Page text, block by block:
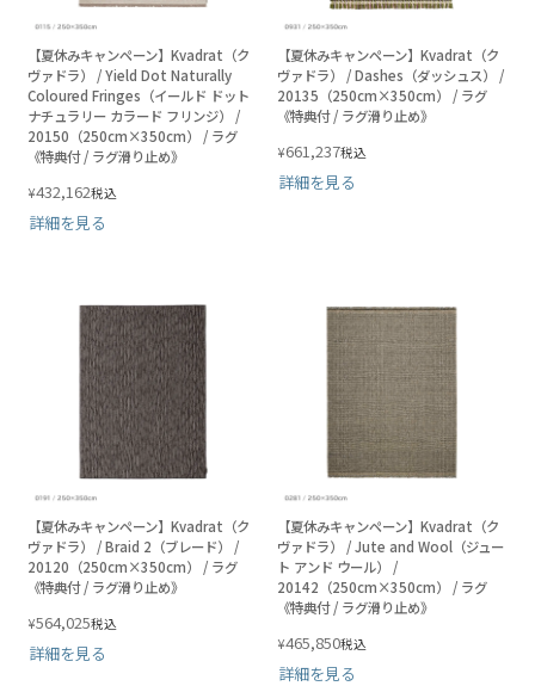
【夏休みキャンペーン】Kvadrat（ク
ヴァドラ） / Yield Dot Naturally
Coloured Fringes（イールド ドット
ナチュラリー カラード フリンジ） /
20150（250cm×350cm） / ラグ
《特典付 / ラグ滑り止め》
¥432,162税込
詳細を見る
【夏休みキャンペーン】Kvadrat（ク
ヴァドラ） / Dashes（ダッシュス） /
20135（250cm×350cm） / ラグ
《特典付 / ラグ滑り止め》
¥661,237税込
詳細を見る
【夏休みキャンペーン】Kvadrat（ク
ヴァドラ） / Braid 2（ブレード） /
20120（250cm×350cm） / ラグ
《特典付 / ラグ滑り止め》
¥564,025税込
詳細を見る
【夏休みキャンペーン】Kvadrat（ク
ヴァドラ） / Jute and Wool（ジュー
ト アンド ウール） /
20142（250cm×350cm） / ラグ
《特典付 / ラグ滑り止め》
¥465,850税込
詳細を見る